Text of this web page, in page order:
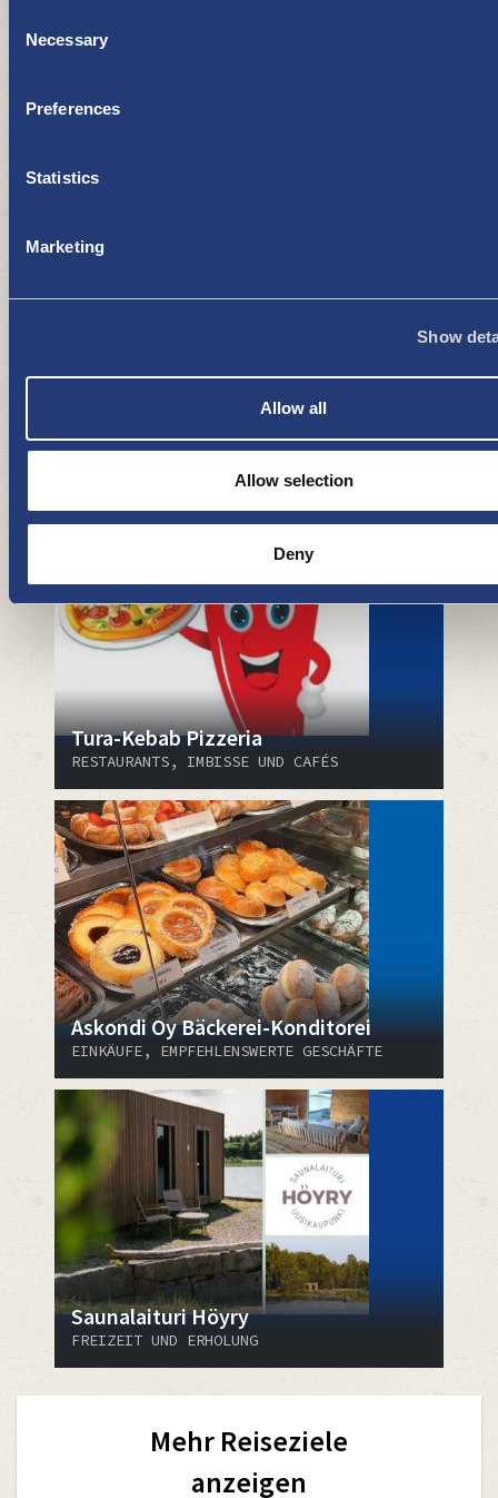
Selection
Necessary
Preferences
Statistics
Marketing
Show
Allow all
Allow selection
Deny
RESTAURANTS, IMBISSE UND CAFÉS
Saunen
FREIZEIT UND ERHOLUNG
Tura-Kebab Pizzeria
RESTAURANTS, IMBISSE UND CAFÉS
Askondi Oy Bäckerei-Konditorei
EINKÄUFE, EMPFEHLENSWERTE GESCHÄFTE
Saunalaituri Höyry
FREIZEIT UND ERHOLUNG
Mehr Reiseziele
anzeigen